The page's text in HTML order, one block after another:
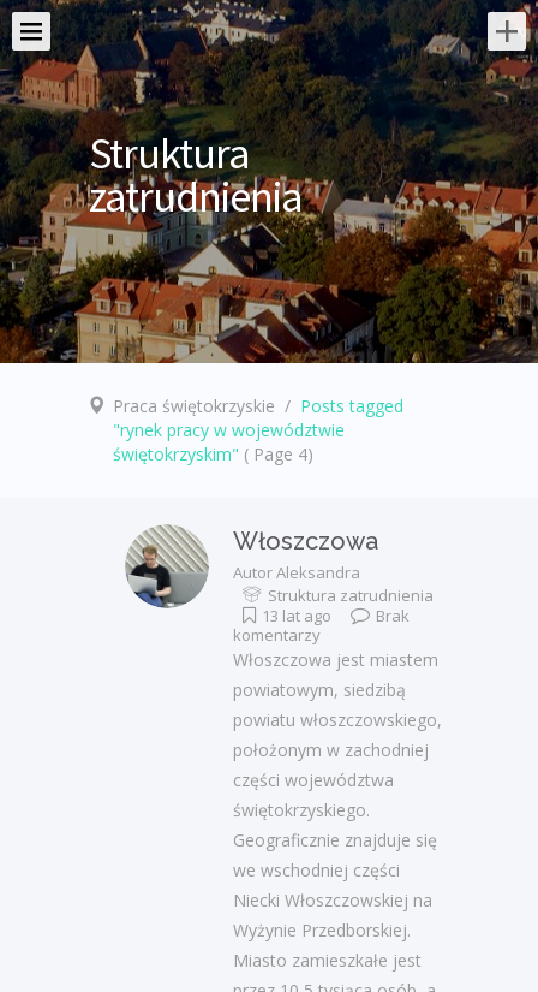
Struktura
zatrudnienia
Praca świętokrzyskie / Posts tagged
"rynek pracy w województwie
świętokrzyskim" ( Page 4)
Włoszczowa
AutorAleksandra
Struktura zatrudnienia
13 lat ago
Brak
komentarzy
Włoszczowa jest miastem
powiatowym, siedzibą
powiatu włoszczowskiego,
położonym w zachodniej
części województwa
świętokrzyskiego.
Geograficznie znajduje się
we wschodniej części
Niecki Włoszczowskiej na
Wyżynie Przedborskiej.
Miasto zamieszkałe jest